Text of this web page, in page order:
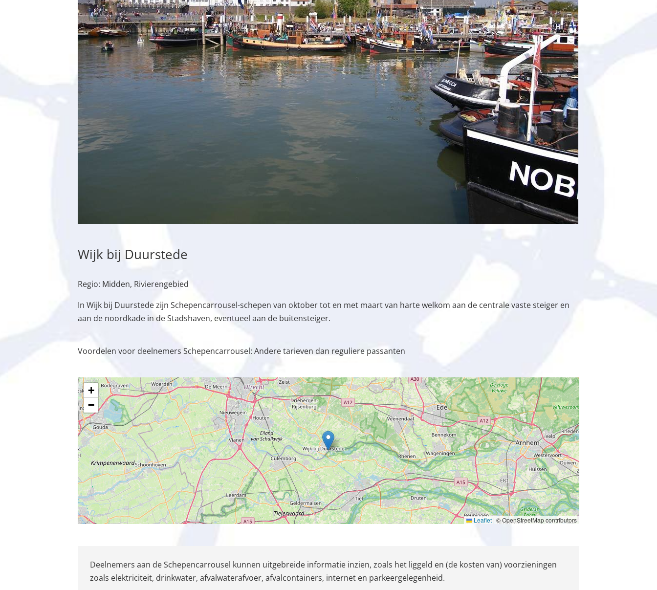
Wijk bij Duurstede
Regio: Midden, Rivierengebied
In Wijk bij Duurstede zijn Schepencarrousel-schepen van oktober tot en met maart van harte welkom aan de centrale vaste steiger en
aan de noordkade in de Stadshaven, eventueel aan de buitensteiger.
Voordelen voor deelnemers Schepencarrousel: Andere tarieven dan reguliere passanten
+
−
Leaflet | © OpenStreetMap contributors
Deelnemers aan de Schepencarrousel kunnen uitgebreide informatie inzien, zoals het liggeld en (de kosten van) voorzieningen
zoals elektriciteit, drinkwater, afvalwaterafvoer, afvalcontainers, internet en parkeergelegenheid.